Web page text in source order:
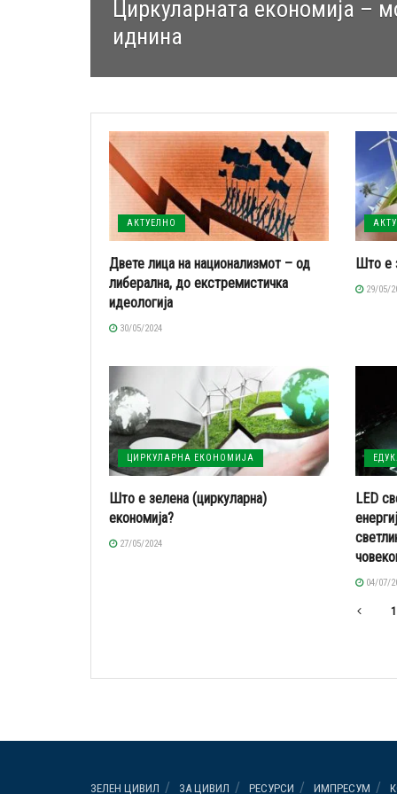
Циркуларната економија –
иднина
АКТУЕЛНО
Двете лица на национализмот – од
либерална, до екстремистичка
идеологија
30/05/2024
Што е
29/05/
ЦИРКУЛАРНА ЕКОНОМИЈА
Што е зелена (циркуларна)
економија?
27/05/2024
LED
04/07/
1
ЗЕЛЕН ЦИВИЛ ЗА ЦИВИЛ РЕСУРСИ ИМПРЕСУМ